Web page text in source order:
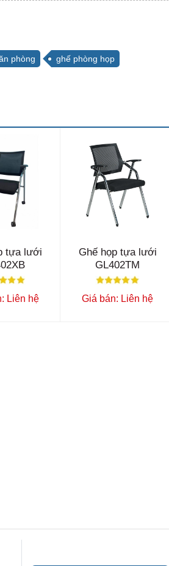
phòng
ghế phòng họp
tựa lưới
Liên hệ
Ghế họp tựa lưới
GL402TM
Giá bán: Liên hệ